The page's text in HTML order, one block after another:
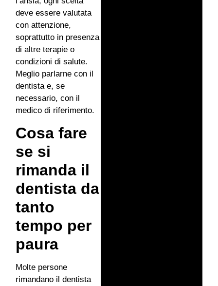
deve essere valutata
con attenzione,
soprattutto in presenza
di altre terapie o
condizioni di salute.
Meglio parlarne con il
dentista e, se
necessario, con il
medico di riferimento.
Cosa fare
se si
rimanda il
dentista da
tanto
tempo per
paura
Molte persone
rimandano il dentista